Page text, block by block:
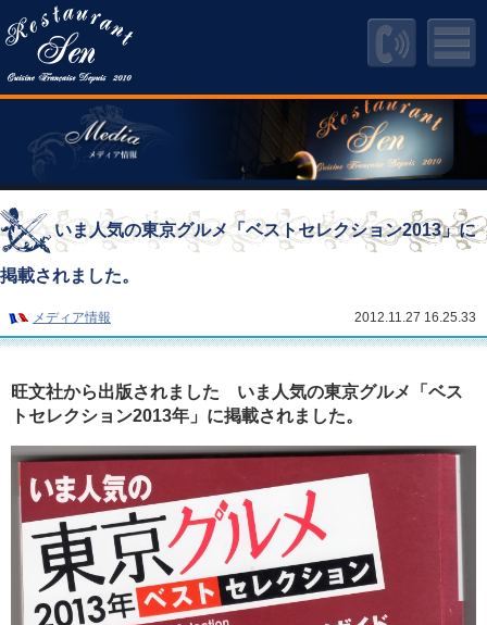
いま人気の東京グルメ「ベストセレクション2013」に
掲載されました。
メディア情報 2012.11.27 16.25.33
旺文社から出版されました いま人気の東京グルメ「ベス
トセレクション2013年」に掲載されました。